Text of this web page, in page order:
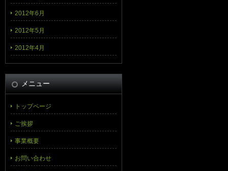
2012年6月
2012年5月
2012年4月
メニュー
トップページ
ご挨拶
事業概要
お問い合わせ